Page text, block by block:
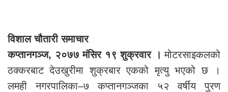
विशाल चौतारी समाचार
कप्तानगञ्ज, २०७७ मंसिर १९ शुक्रवार ।मोटरसाइकलको
ठक्करबाट देउखुरीमा शुक्रबार एकको मृत्यु भएको छ ।
लमही नगरपालिका–७ कप्तानगञ्जका ५२ वर्षीय पुरण